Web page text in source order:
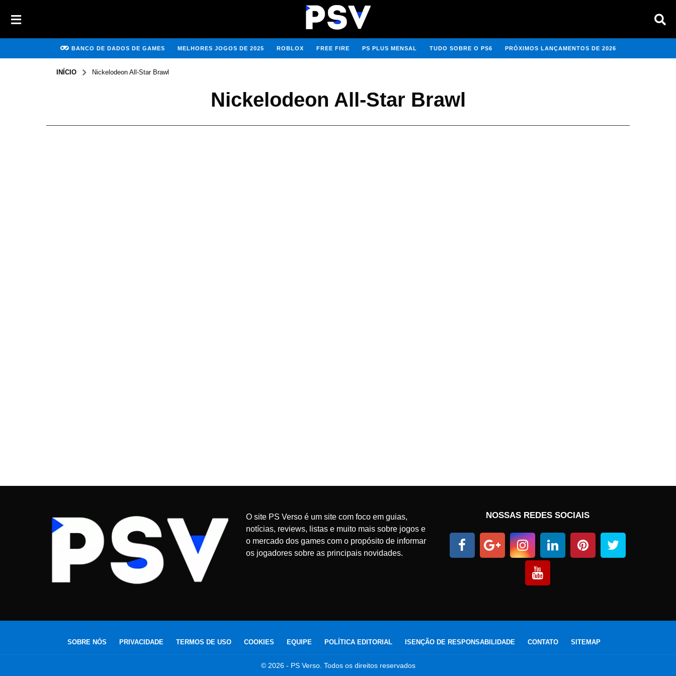
BANCO DE DADOS DE GAMES MELHORES JOGOS DE 2025 ROBLOX FREE FIRE PS PLUS MENSAL TUDO SOBRE O PS6 PRÓXIMOS LANÇAMENTOS DE 2026
INÍCIO Nickelodeon All-Star Brawl
Nickelodeon All-Star Brawl
O site PS Verso é um site com foco em guias,
notícias, reviews, listas e muito mais sobre jogos e
o mercado dos games com o propósito de informar
os jogadores sobre as principais novidades.
NOSSAS REDES SOCIAIS
SOBRE NÓS PRIVACIDADE TERMOS DE USO COOKIES EQUIPE POLÍTICA EDITORIAL ISENÇÃO DE RESPONSABILIDADE CONTATO SITEMAP
© 2026 - PS Verso. Todos os direitos reservados